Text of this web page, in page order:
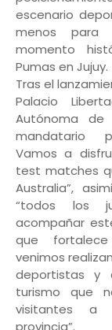
escenario
menos para
momento
Pumas en Jujuy.
Tras el
Palacio
Autónoma
mandatario
Vamos a
test matches
Australia”,
“todos los
acompañar
que
venimos
deportistas y
turismo que
visitantes a
provincia”.